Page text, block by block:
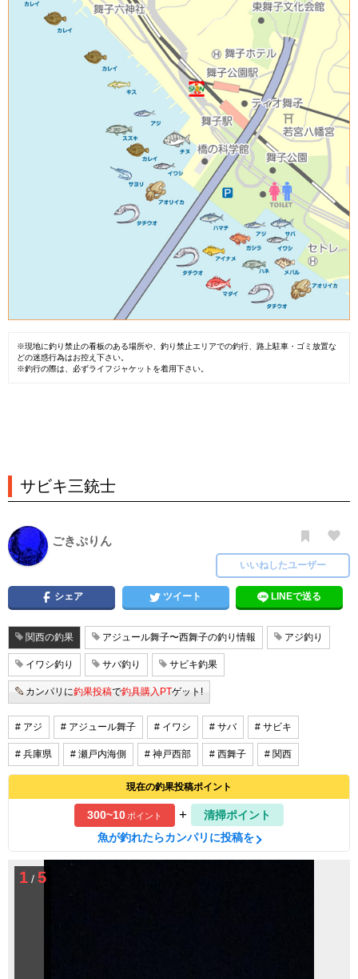
※現地に釣り禁止の看板のある場所や、釣り禁止エリアでの釣行、路上駐車・ゴミ放置な
どの迷惑行為はお控え下さい。
※釣行の際は、必ずライフジャケットを着用下さい。
サビキ三銃士
ごきぷりん
いいねしたユーザー
シェア ツイート LINEで送る
関西の釣果 アジュール舞子〜西舞子の釣り情報 アジ釣り
イワシ釣り サバ釣り サビキ釣果
カンパリに釣果投稿で釣具購入PTゲット!
# アジ # アジュール舞子 # イワシ # サバ # サビキ
# 兵庫県 # 瀬戸内海側 # 神戸西部 # 西舞子 # 関西
現在の釣果投稿ポイント
300~10ポイント +
清掃ポイント
魚が釣れたらカンパリに投稿を
1 / 5